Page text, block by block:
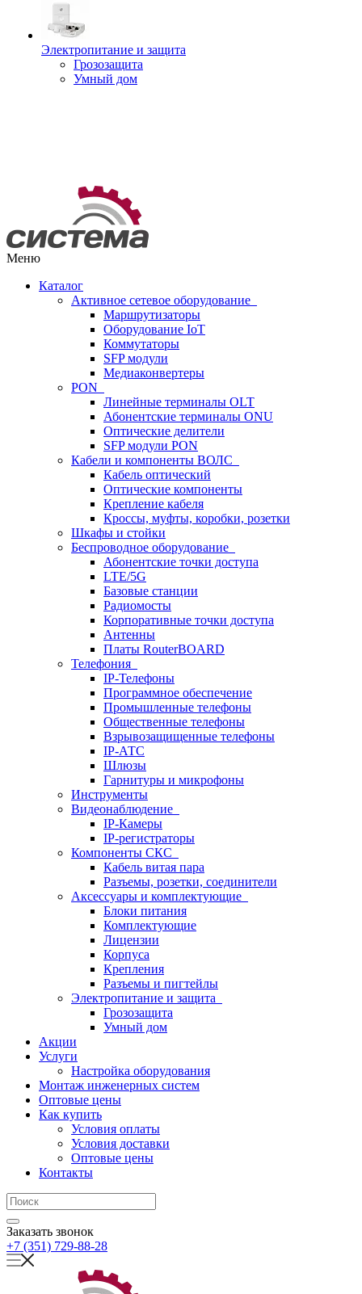
Электропитание и защита
Грозозащита
Умный дом
Меню
Каталог
Активное сетевое оборудование
Маршрутизаторы
Оборудование IoT
Коммутаторы
SFP модули
Медиаконвертеры
PON
Линейные терминалы OLT
Абонентские терминалы ONU
Оптические делители
SFP модули PON
Кабели и компоненты ВОЛС
Кабель оптический
Оптические компоненты
Крепление кабеля
Кроссы, муфты, коробки, розетки
Шкафы и стойки
Беспроводное оборудование
Абонентские точки доступа
LTE/5G
Базовые станции
Радиомосты
Корпоративные точки доступа
Антенны
Платы RouterBOARD
Телефония
IP-Телефоны
Программное обеспечение
Промышленные телефоны
Общественные телефоны
Взрывозащищенные телефоны
IP-АТС
Шлюзы
Гарнитуры и микрофоны
Инструменты
Видеонаблюдение
IP-Камеры
IP-регистраторы
Компоненты СКС
Кабель витая пара
Разъемы, розетки, соединители
Аксессуары и комплектующие
Блоки питания
Комплектующие
Лицензии
Корпуса
Крепления
Разъемы и пигтейлы
Электропитание и защита
Грозозащита
Умный дом
Акции
Услуги
Настройка оборудования
Монтаж инженерных систем
Оптовые цены
Как купить
Условия оплаты
Условия доставки
Оптовые цены
Контакты
Заказать звонок
+7 (351) 729-88-28